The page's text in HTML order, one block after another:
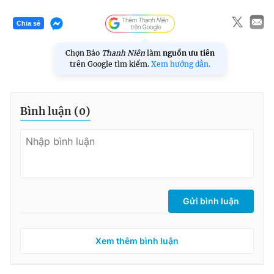
Chia sẻ
Chọn Báo Thanh Niên làm nguồn ưu tiên
trên Google tìm kiếm. Xem hướng dẫn.
Bình luận (0)
Gửi bình luận
Xem thêm bình luận